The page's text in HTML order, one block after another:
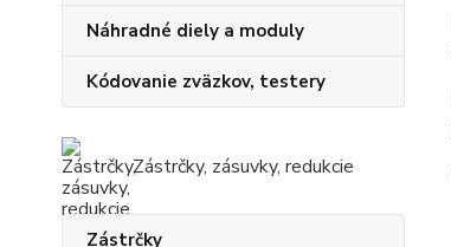
Náhradné diely a moduly
Kódovanie zväzkov, testery
Zástrčky, zásuvky, redukcie
Zástrčky